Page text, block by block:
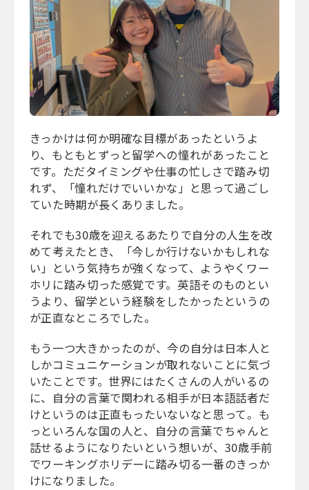
きっかけは何か明確な目標があったというよ
り、もともとずっと留学への憧れがあったこと
です。ただタイミングや仕事の忙しさで踏み切
れず、「憧れだけでいいかな」と思って過ごし
ていた時期が長くありました。
それでも30歳を迎えるあたりで自分の人生を改
めて考えたとき、「今しか行けないかもしれな
い」という気持ちが強くなって、ようやくワー
ホリに踏み切った感覚です。英語そのものとい
うより、留学という経験をしたかったというの
が正直なところでした。
もう一つ大きかったのが、今の自分は日本人と
しかコミュニケーションが取れないことに気づ
いたことです。世界にはたくさんの人がいるの
に、自分の言葉で関われる相手が日本語話者だ
けというのは正直もったいないなと思って。も
っといろんな国の人と、自分の言葉でちゃんと
話せるようになりたいという想いが、30歳手前
でワーキングホリデーに踏み切る一番のきっか
けになりました。